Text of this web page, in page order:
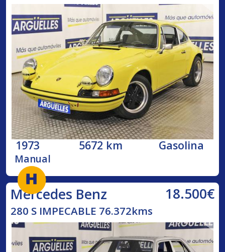
1973 5672 km Gasolina
Manual
Mercedes Benz 18.500€
280 S IMPECABLE 76.372kms